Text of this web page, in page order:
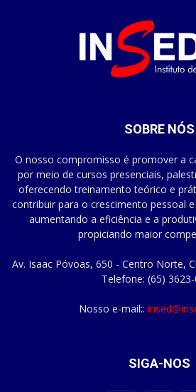
SOBRE NÓS
O nosso compromisso é promover a
por meio de cursos presenciais,
oferecendo treinamento teórico e
contribuir para o crescimento pessoal
aumentando a eficiência e a
propiciando maior
Av. Isaac Póvoas, 650 - Centro Norte,
Telefone: (65)
Nosso e-mail::
SIGA-NOS